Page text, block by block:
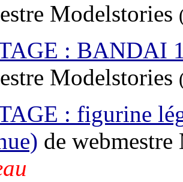
Modelstories
: BANDAI
Modelstories
: figurine
de